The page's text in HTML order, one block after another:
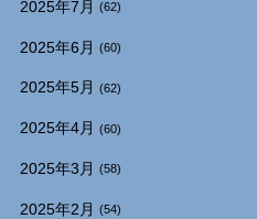
2025年7月 (62)
2025年6月 (60)
2025年5月 (62)
2025年4月 (60)
2025年3月 (58)
2025年2月 (54)